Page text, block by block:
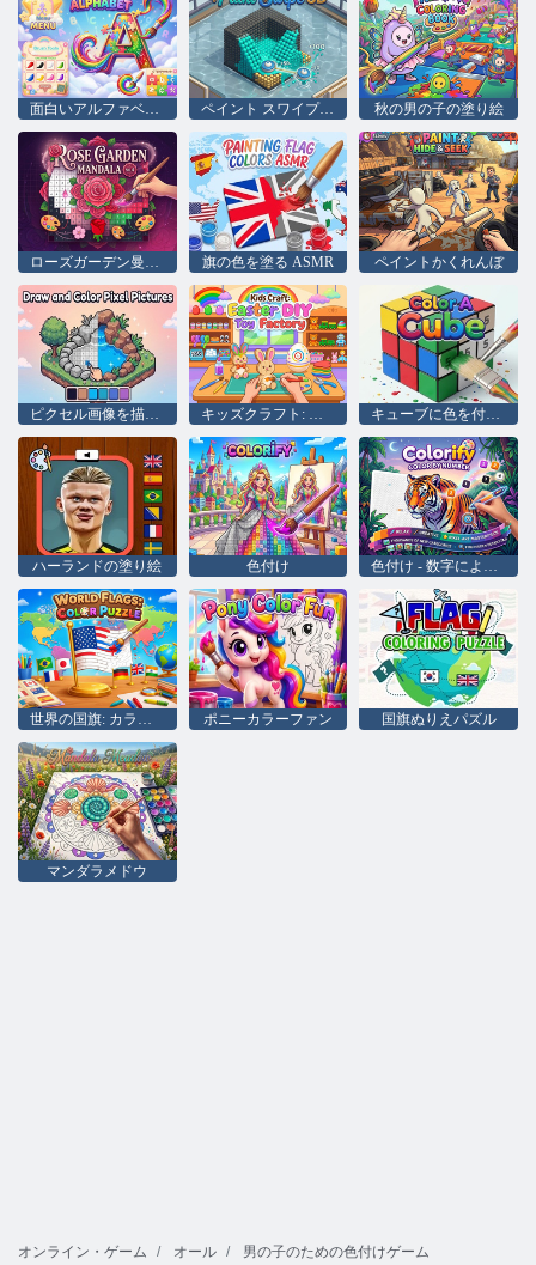
面白いアルファベット ペイント スワイプ 3D 秋の男の子の塗り絵
旗の色を塗る ASMR ペイントかくれんぼ
ピクセル画像を描いて色を塗る キッズクラフト: イースター DIY おもちゃ工場 キューブに色を付ける
ハーランドの塗り絵 色付け 色付け - 数字による色付け
世界の国旗: カラーパズル ポニーカラーファン 国旗ぬりえパズル
マンダラメドウ
オンライン・ゲーム オール 男の子のための色付けゲーム